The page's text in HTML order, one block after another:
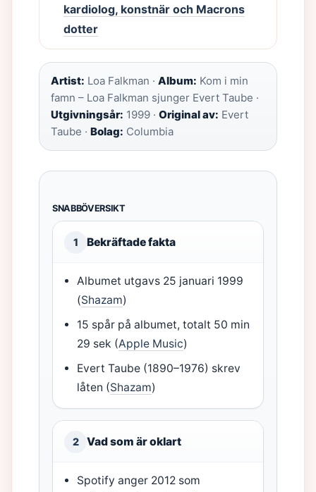
kardiolog, konstnär och Macrons
dotter
Artist: Loa Falkman · Album: Kom i min
famn – Loa Falkman sjunger Evert Taube ·
Utgivningsår: 1999 · Original av: Evert
Taube · Bolag: Columbia
SNABBÖVERSIKT
1 Bekräftade fakta
Albumet utgavs 25 januari 1999
(Shazam)
15 spår på albumet, totalt 50 min
29 sek (Apple Music)
Evert Taube (1890–1976) skrev
låten (Shazam)
2 Vad som är oklart
Spotify anger 2012 som